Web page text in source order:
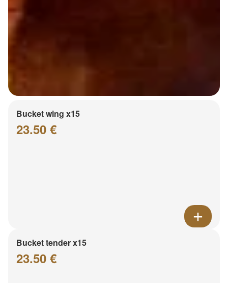
Bucket wing x15
23.50 €
Bucket tender x15
23.50 €